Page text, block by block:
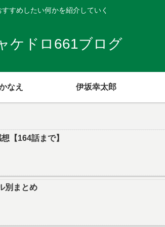
すすめしたい何かを紹介していく
ケドロ661ブログ
なえ 伊坂幸太郎
【164話まで】
別まとめ